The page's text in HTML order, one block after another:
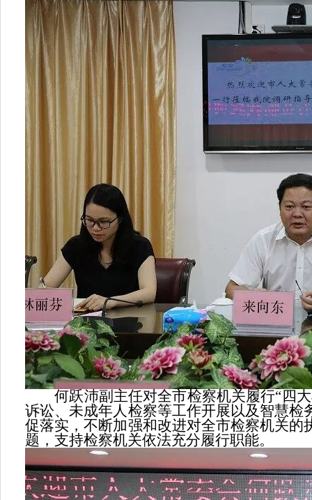
何跃沛副主任对全市检察机关履行“四大
诉讼、未成年人检察等工作开展以及智慧
促落实，不断加强和改进对全市检察机关
题，支持检察机关依法充分履行职能。